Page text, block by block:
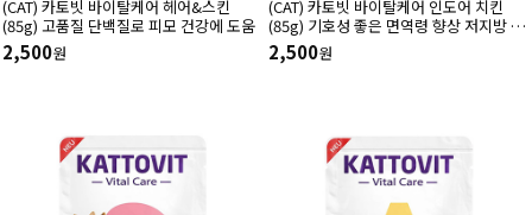
(CAT) 카토빗 바이탈케어 헤어&스킨
(85g) 고품질 단백질로 피모 건강에 도움
2,500원
(CAT) 카토빗 바이탈케어 인도어 치킨
(85g) 기호성 좋은 면역령 향상 저지방 체
중관리에 도움
2,500원